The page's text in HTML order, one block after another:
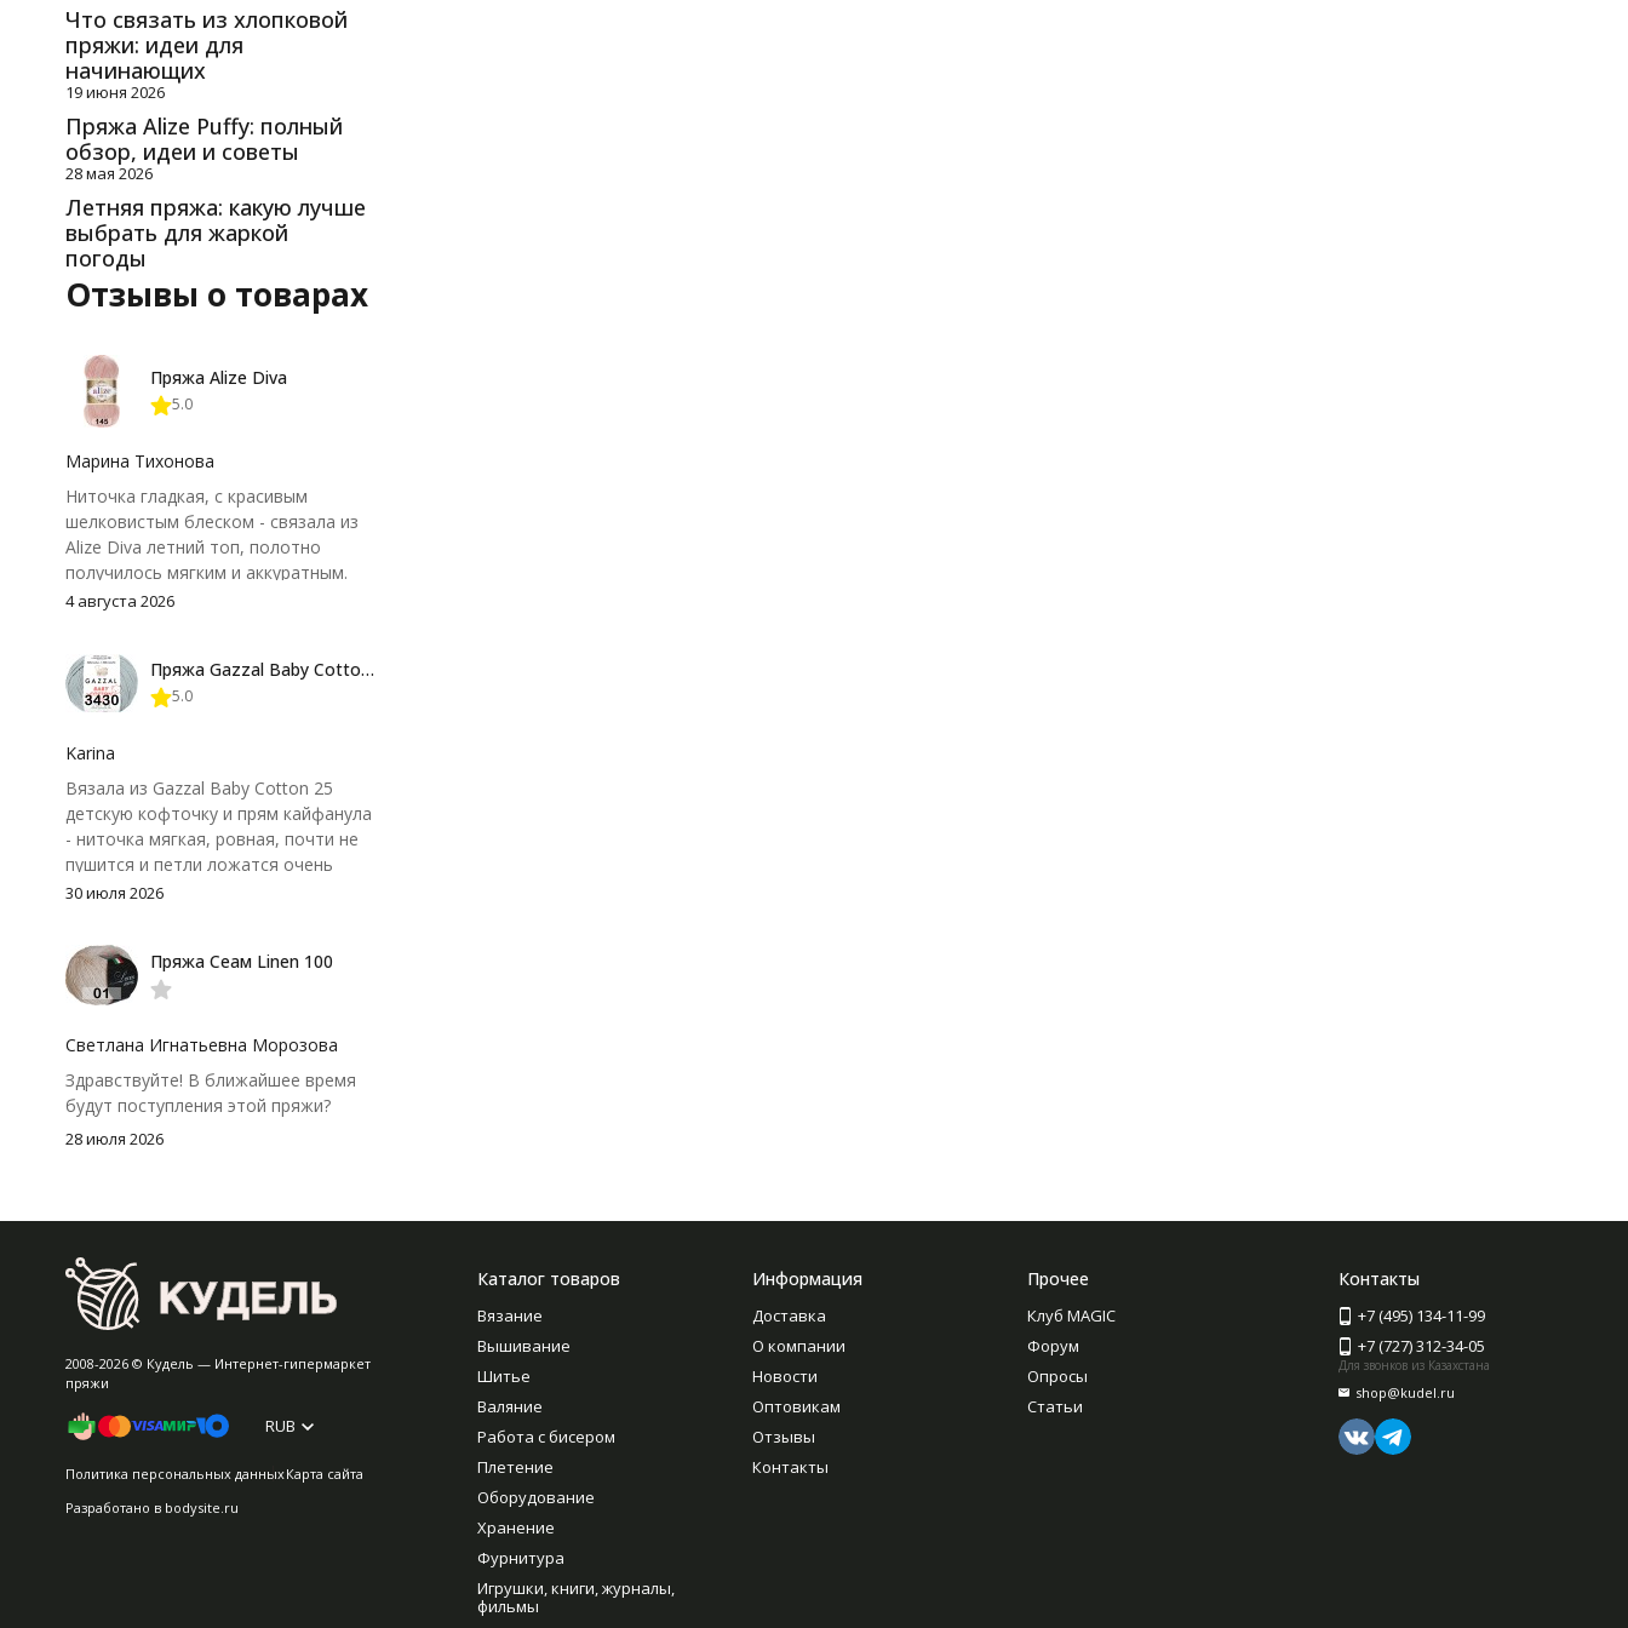
Что связать из хлопковой
пряжи: идеи для
начинающих
19 июня 2026
Пряжа Alize Puffy: полный
обзор, идеи и советы
28 мая 2026
Летняя пряжа: какую лучше
выбрать для жаркой
погоды
Отзывы о товарах
Пряжа Alize Diva
5.0
Марина Тихонова
Ниточка гладкая, с красивым
шелковистым блеском - связала из
Alize Diva летний топ, полотно
получилось мягким и аккуратным.
Петли хорошо видны, вяжется
нюанс - пряжа немного скользит и
иногда расслаивается, пришлось
крючок поудобнее.
4 августа 2026
Пряжа Gazzal Baby Cotton 25
5.0
Karina
Вязала из Gazzal Baby Cotton 25
детскую кофточку и прям кайфанула
- ниточка мягкая, ровная, почти не
пушится и петли ложатся очень
аккуратно. После стирки полотно
потеряло, цвет тоже не стал
тусклее. Единственный нюанс -
моточки маленькие, расход лучше
чуть-чуть не хватило))
30 июля 2026
Пряжа Сеам Linen 100
Светлана Игнатьевна Морозова
Здравствуйте! В ближайшее время
будут поступления этой пряжи?
28 июля 2026
2008-2026 © Кудель — Интернет-гипермаркет
пряжи
RUB
Политика персональных данныхКарта сайта
Разработано в bodysite.ru
Каталог товаров
Вязание
Вышивание
Шитье
Валяние
Работа с бисером
Плетение
Оборудование
Хранение
Фурнитура
Игрушки, книги, журналы,
фильмы
Информация
Доставка
О компании
Новости
Оптовикам
Отзывы
Контакты
Прочее
Клуб MAGIC
Форум
Опросы
Статьи
Контакты
+7 (495) 134-11-99
+7 (727) 312-34-05
Для звонков из Казахстана
shop@kudel.ru